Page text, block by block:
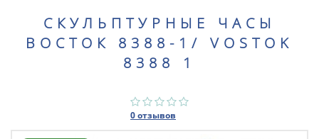
СКУЛЬПТУРНЫЕ ЧАСЫ
ВОСТОК 8388-1/ VOSTOK
8388 1
0 отзывов